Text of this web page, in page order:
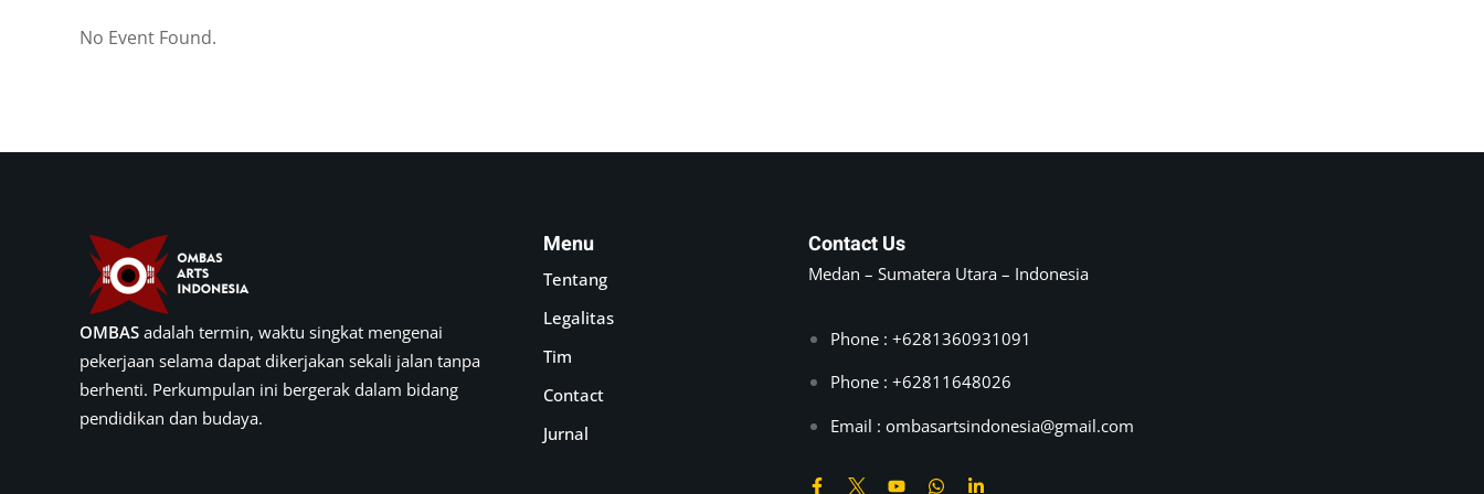
No Event Found.
OMBAS adalah termin, waktu singkat mengenai
pekerjaan selama dapat dikerjakan sekali jalan tanpa
berhenti. Perkumpulan ini bergerak dalam bidang
pendidikan dan budaya.
Menu
Tentang
Legalitas
Tim
Contact
Jurnal
Contact Us
Medan – Sumatera Utara – Indonesia
Phone : +6281360931091
Phone : +62811648026
Email : ombasartsindonesia@gmail.com